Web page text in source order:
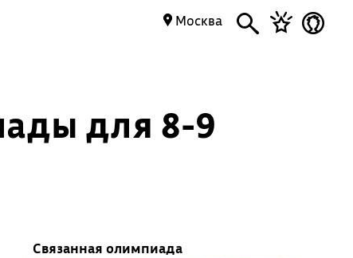
Москва
для 8-9
Связанная олимпиада